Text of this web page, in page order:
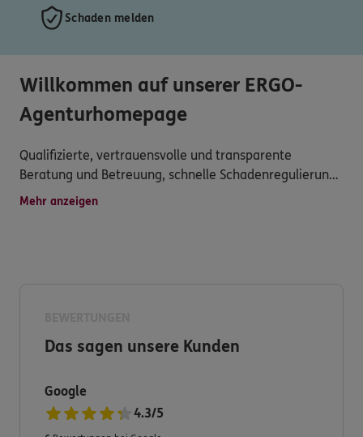
Schaden melden
Willkommen auf unserer ERGO-
Agenturhomepage
Qualifizierte, vertrauensvolle und transparente
Beratung und Betreuung, schnelle Schadenregulierung
und umfassender Service werden hier groß
und spezifische Marktkennisse verschaffen uns so ein
Industrie. Wir sind eine feste Größe im Privatkunden-
Bereich.
Mehr anzeigen
Das sagen unsere Kunden
Google
4.3/5